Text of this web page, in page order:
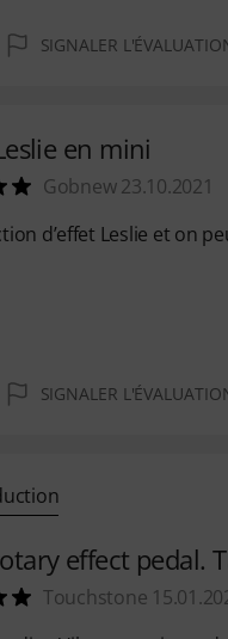
SIGNALER
en mini
Gobnew 23.10.2021
d’effet Leslie et on
SIGNALER
effect pedal.
Touchstone